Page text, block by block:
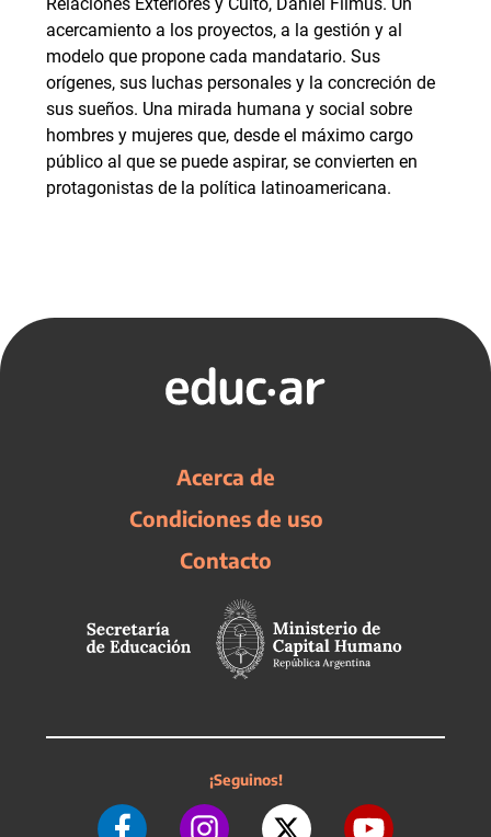
acercamiento a los proyectos, a la gestión y al
modelo que propone cada mandatario. Sus
orígenes, sus luchas personales y la concreción de
sus sueños. Una mirada humana y social sobre
hombres y mujeres que, desde el máximo cargo
público al que se puede aspirar, se convierten en
protagonistas de la política latinoamericana.
Acerca de
Condiciones de uso
Contacto
¡Seguinos!